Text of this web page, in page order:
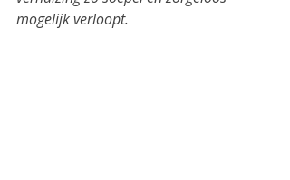
mogelijk verloopt.